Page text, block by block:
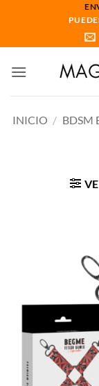
INICIO / BDSM